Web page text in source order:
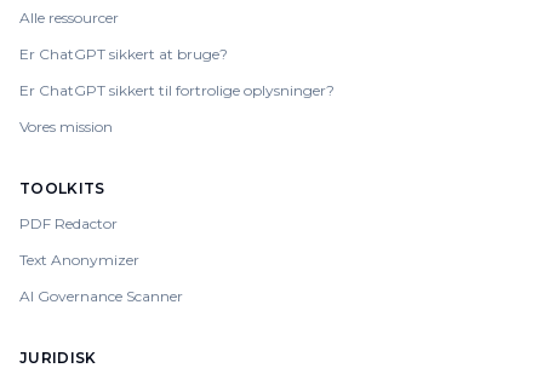
Alle ressourcer
Er ChatGPT sikkert at bruge?
Er ChatGPT sikkert til fortrolige oplysninger?
Vores mission
TOOLKITS
PDF Redactor
Text Anonymizer
AI Governance Scanner
JURIDISK